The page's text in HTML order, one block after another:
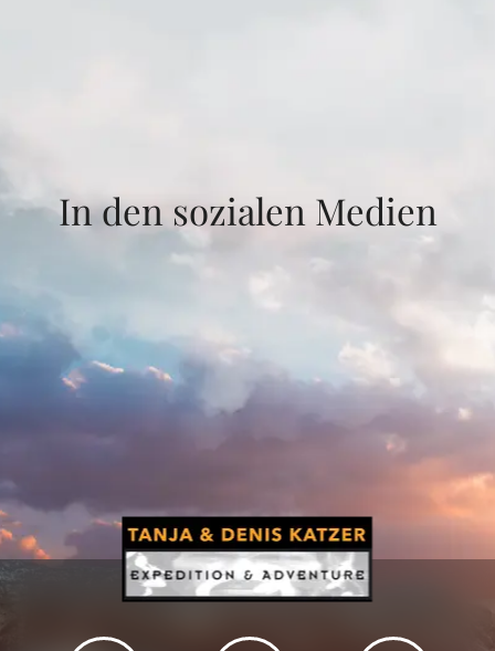
In den sozialen Medien